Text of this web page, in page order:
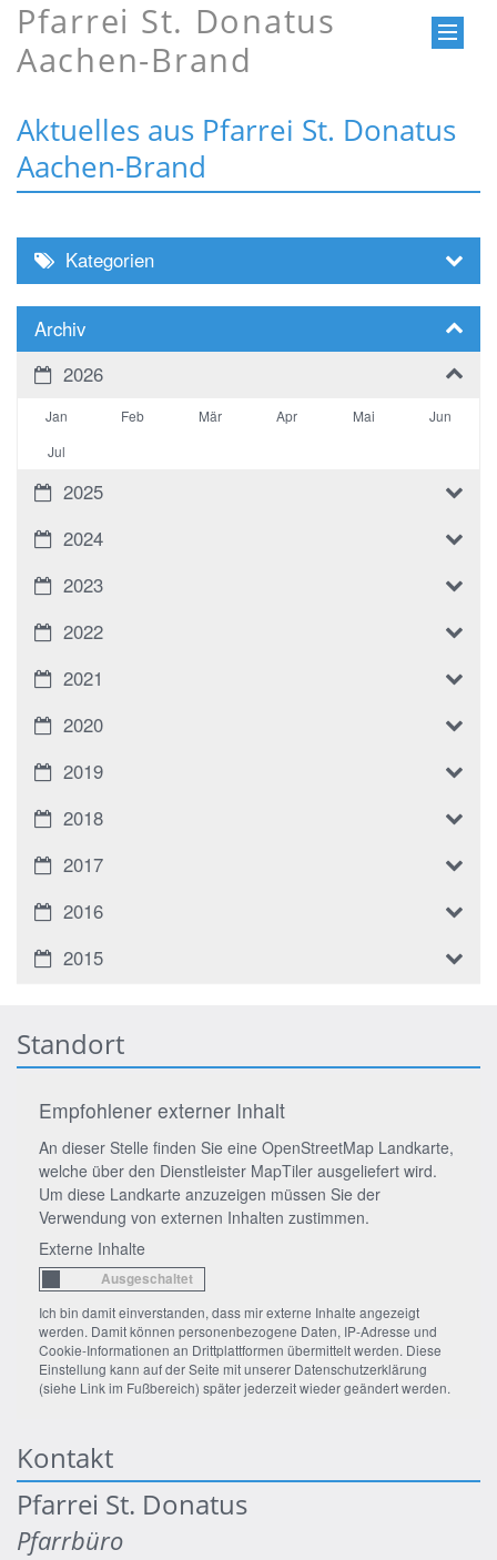
Pfarrei St. Donatus
Aachen-Brand
Aktuelles aus Pfarrei St. Donatus
Aachen-Brand
Kategorien
Archiv
2026
Jan Feb Mär Apr Mai
Jun
Jul
2025
2024
2023
2022
2021
2020
2019
2018
2017
2016
2015
Standort
Empfohlener externer Inhalt
An dieser Stelle finden Sie eine OpenStreetMap Landkarte,
welche über den Dienstleister MapTiler ausgeliefert wird.
Um diese Landkarte anzuzeigen müssen Sie der
Verwendung von externen Inhalten zustimmen.
Externe Inhalte
Ich bin damit einverstanden, dass mir externe Inhalte angezeigt
werden. Damit können personenbezogene Daten, IP-Adresse und
Cookie-Informationen an Drittplattformen übermittelt werden. Diese
Einstellung kann auf der Seite mit unserer Datenschutzerklärung
(siehe Link im Fußbereich) später jederzeit wieder geändert werden.
Kontakt
Pfarrei St. Donatus
Pfarrbüro